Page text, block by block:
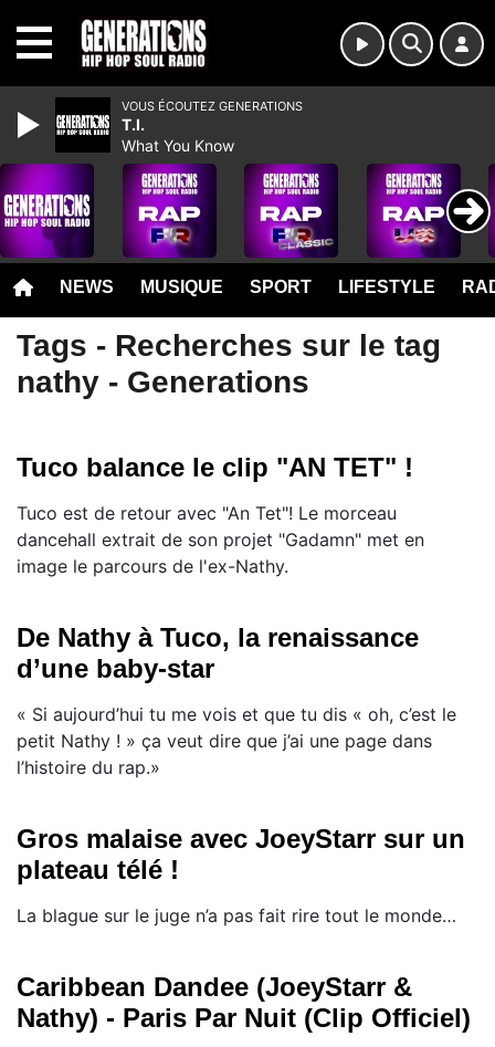
NEWS MUSIQUE SPORT LIFESTYLE
Tags - Recherches sur le tag
nathy - Generations
Tuco balance le clip "AN TET" !
Tuco est de retour avec "An Tet"! Le morceau
dancehall extrait de son projet "Gadamn" met en
image le parcours de l'ex-Nathy.
De Nathy à Tuco, la renaissance
d’une baby-star
« Si aujourd’hui tu me vois et que tu dis « oh, c’est le
petit Nathy ! » ça veut dire que j’ai une page dans
l’histoire du rap.»
Gros malaise avec JoeyStarr sur un
plateau télé !
La blague sur le juge n’a pas fait rire tout le monde…
Caribbean Dandee (JoeyStarr &
Nathy) - Paris Par Nuit (Clip Officiel)
VOUS ÉCOUTEZ GENERATIONS
T.I.
What You Know